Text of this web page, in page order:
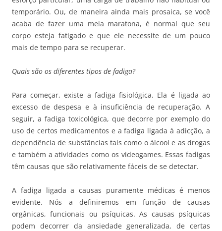
temporário. Ou, de maneira ainda mais prosaica, se você
acaba de fazer uma meia maratona, é normal que seu
corpo esteja fatigado e que ele necessite de um pouco
mais de tempo para se recuperar.
Quais são os diferentes tipos de fadiga?
Para começar, existe a fadiga fisiológica. Ela é ligada ao
excesso de despesa e à insuficiência de recuperação. A
seguir, a fadiga toxicológica, que decorre por exemplo do
uso de certos medicamentos e a fadiga ligada à adicção, a
dependência de substâncias tais como o álcool e as drogas
e também a atividades como os videogames. Essas fadigas
têm causas que são relativamente fáceis de se detectar.
A fadiga ligada a causas puramente médicas é menos
evidente. Nós a definiremos em função de causas
orgânicas, funcionais ou psíquicas. As causas psíquicas
podem decorrer da ansiedade generalizada, de certas